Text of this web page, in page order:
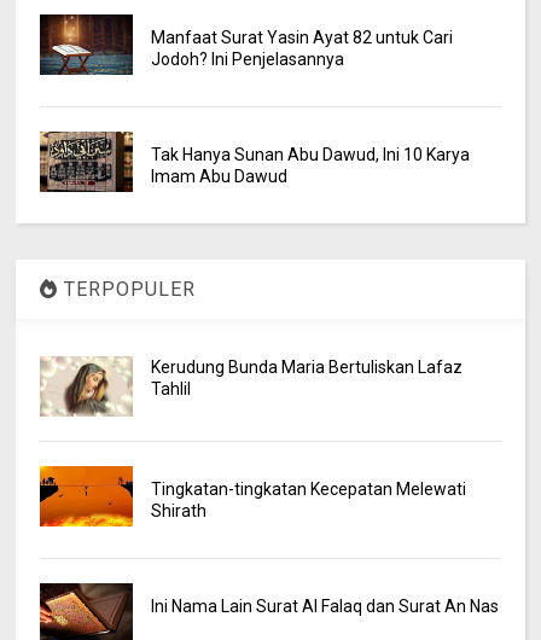
Manfaat Surat Yasin Ayat 82 untuk Cari
Jodoh? Ini Penjelasannya
Tak Hanya Sunan Abu Dawud, Ini 10 Karya
Imam Abu Dawud
TERPOPULER
Kerudung Bunda Maria Bertuliskan Lafaz
Tahlil
Tingkatan-tingkatan Kecepatan Melewati
Shirath
Ini Nama Lain Surat Al Falaq dan Surat An Nas